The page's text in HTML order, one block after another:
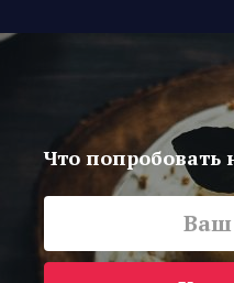
Что попробовать